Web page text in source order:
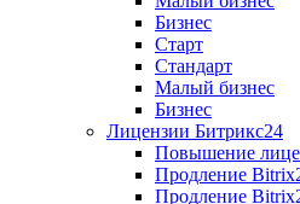
Бизнес
Старт
Стандарт
Малый бизнес
Бизнес
Лицензии Битрикс24
Повышение
Продление
Продление